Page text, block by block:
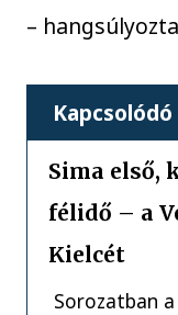
–
Sima első,
félidő – a
Kielcét
Sorozatban